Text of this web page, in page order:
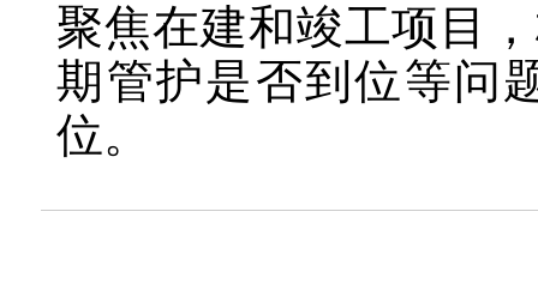
聚焦在建和竣工项目
期管护是否到位等问
位。